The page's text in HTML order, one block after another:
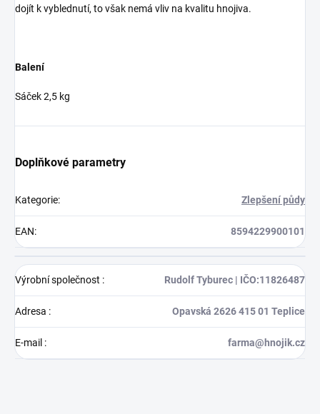
dojít k vyblednutí, to však nemá vliv na kvalitu hnojiva.
Balení
Sáček 2,5 kg
Doplňkové parametry
Kategorie: Zlepšení půdy
EAN: 8594229900101
Výrobní společnost : Rudolf Tyburec | IČO:11826487
Adresa : Opavská 2626 415 01 Teplice
E-mail : farma@hnojik.cz